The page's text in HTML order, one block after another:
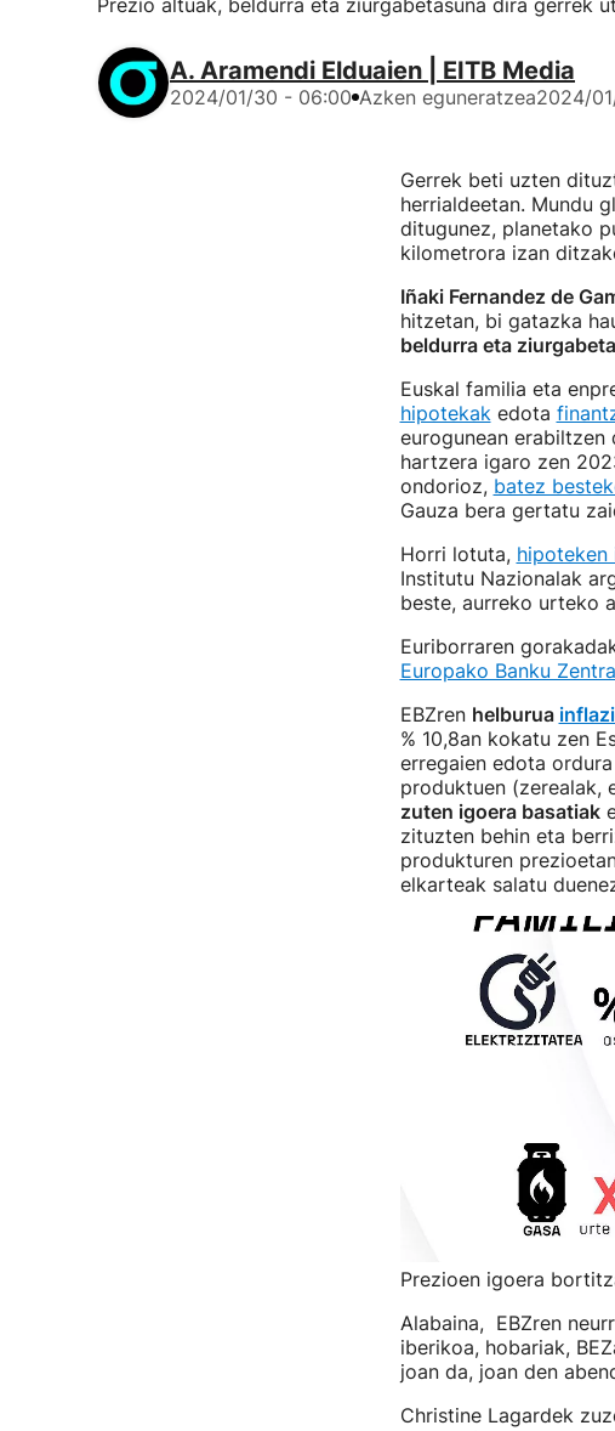
Prezio altuak, beldurra eta ziurgabetasuna dira gerrek
A. Aramendi Elduaien | EITB Media
2024/01/30 - 06:00 Azken eguneratzea2024/
Gerrek beti uzten
herrialdeetan. Mundu
ditugunez, planetako
kilometrora izan
Iñaki Fernandez de
hitzetan, bi gatazka
beldurra eta
Euskal familia eta
hipotekakedota
eurogunean erabiltzen
hartzera igaro zen
ondorioz, batez
Gauza bera gertatu
Horri lotuta, hipoteken
Institutu Nazionalak
beste, aurreko urteko
Euriborraren
Europako Banku
EBZren helburua
% 10,8an kokatu zen
erregaien edota
produktuen (zerealak,
zuten igoera basatiak
zituzten behin eta
produkturen
elkarteak salatu
Prezioen igoera
Alabaina, EBZren
iberikoa, hobariak,
joan da, joan den
Christine Lagardek